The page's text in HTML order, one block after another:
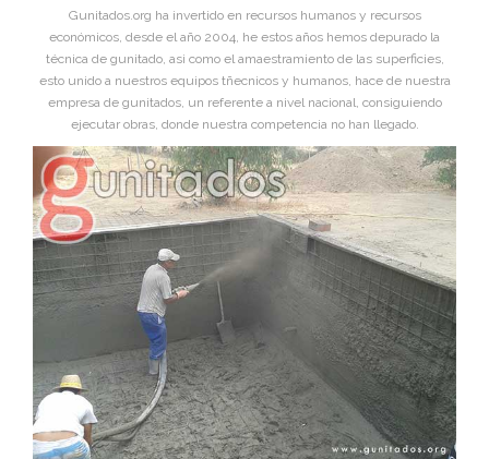
Gunitados.org ha invertido en recursos humanos y recursos
económicos, desde el año 2004, he estos años hemos depurado la
técnica de gunitado, asi como el amaestramiento de las superficies,
esto unido a nuestros equipos tñecnicos y humanos, hace de nuestra
empresa de gunitados, un referente a nivel nacional, consiguiendo
ejecutar obras, donde nuestra competencia no han llegado.